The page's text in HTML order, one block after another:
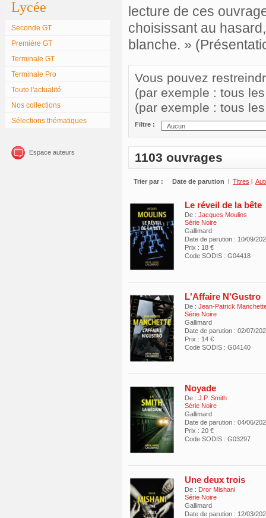
Lycée
Seconde GT
Première GT
Terminale GT
Terminale Pro
Toute l'actualité
Nos collections
Sélections thématiques
Espace auteurs
lecture de ces
choisissant au
blanche. »
Vous pouvez
(par exemple : tous
(par exemple : tous
Filtre :
1103 ouvrages
Trier par : Date de parution l Titres l
Le réveil de la bête
De : Jacques Moulins
Série Noire
Gallimard
Date de parution : 10/09/
Prix : 18 €
Code SODIS : G04418
L'Affaire N'Gustro
De : Jean-Patrick
Série Noire
Gallimard
Date de parution : 02/07/
Prix : 14 €
Code SODIS : G04140
Noyade
De : J.P. Smith
Série Noire
Gallimard
Date de parution : 04/06/
Prix : 20 €
Code SODIS : G03297
Une deux trois
De : Dror Mishani
Série Noire
Gallimard
Date de parution : 12/03/